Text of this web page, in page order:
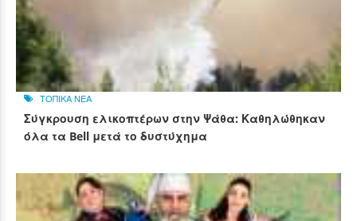
ΤΟΠΙΚΑ ΝΕΑ
Σύγκρουση ελικοπτέρων στην Ψάθα: Καθηλώθηκαν
όλα τα Bell μετά το δυστύχημα